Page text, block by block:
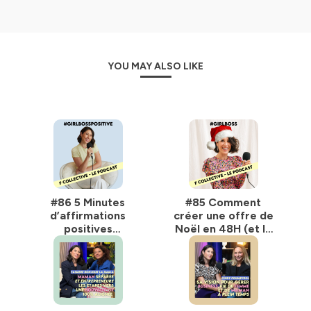
YOU MAY ALSO LIKE
#86 5 Minutes
d’affirmations
positives
quotidiennes pour
entrepreneuses
positives
#85 Comment
créer une offre de
Noël en 48H (et la
vendre à balle)